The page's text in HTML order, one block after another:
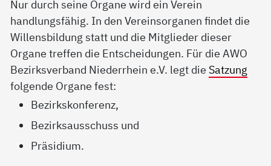
Nur durch seine Organe wird ein Verein
handlungsfähig. In den Vereinsorganen findet die
Willensbildung statt und die Mitglieder dieser
Organe treffen die Entscheidungen. Für die AWO
Bezirksverband Niederrhein e.V. legt die Satzung
folgende Organe fest:
Bezirkskonferenz,
Bezirksausschuss und
Präsidium.